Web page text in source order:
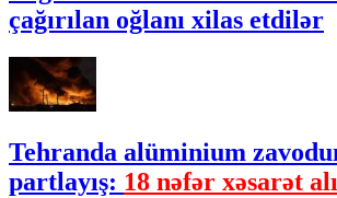
çağırılan oğlanı xilas etdilər
Tehranda alüminium
partlayış: 18 nəfər xəsarət